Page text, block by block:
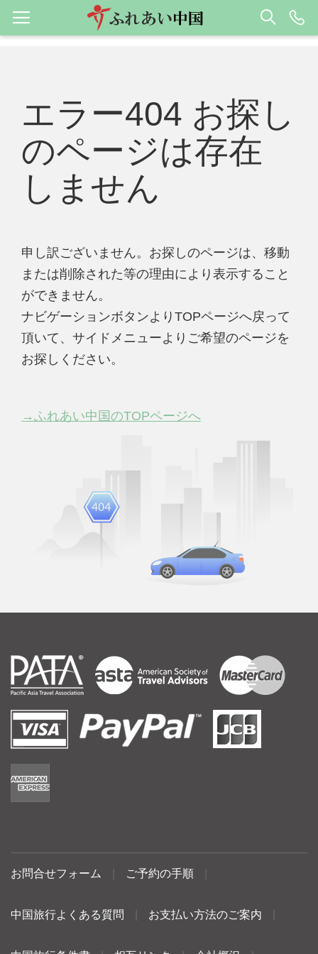
エラー404 お探し
のページは存在
しません
申し訳ございません。お探しのページは、移動
または削除された等の理由により表示すること
ができません。
ナビゲーションボタンよりTOPページへ戻って
頂いて、サイドメニューよりご希望のページを
お探しください。
→ふれあい中国のTOPページへ
お問合せフォーム ご予約の手順
中国旅行よくある質問 お支払い方法のご案内